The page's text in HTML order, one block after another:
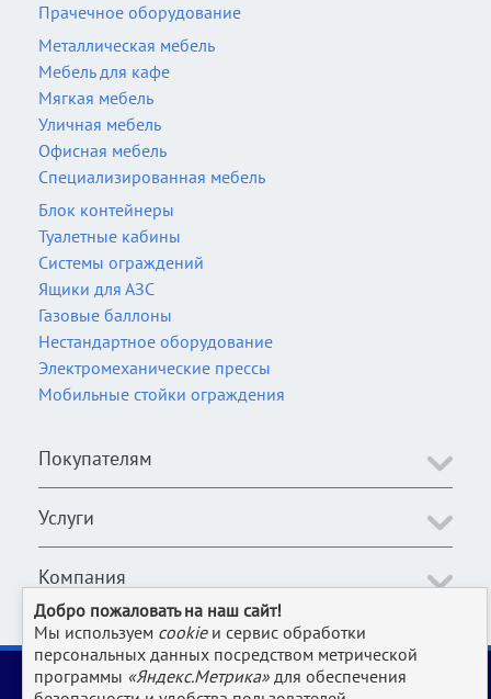
Прачечное оборудование
Металлическая мебель
Мебель для кафе
Мягкая мебель
Уличная мебель
Офисная мебель
Специализированная мебель
Блок контейнеры
Туалетные кабины
Системы ограждений
Ящики для АЗС
Газовые баллоны
Нестандартное оборудование
Электромеханические прессы
Мобильные стойки ограждения
Покупателям
Услуги
Компания
2006-2026 © Оборудование для магазина, супермаркета,
кафе, бара, ресторана, столовой, прачки и клининга и пр.
Добро пожаловать на наш сайт!
Мы используем cookieи сервис обработки
персональных данных посредством метрической
программы «Яндекс.Метрика» для обеспечения